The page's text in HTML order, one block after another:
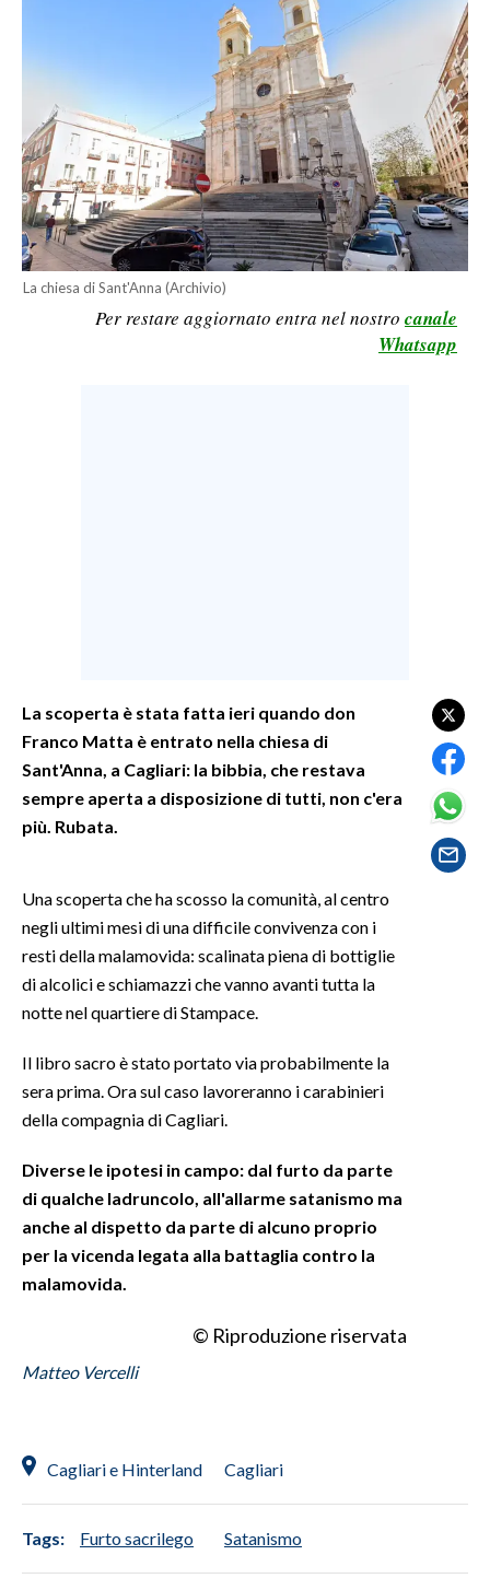
POLITICA
ECONOMIA
SERVIZI ALLE IMPRESE
LAVORO
BANDI
GOSSIP
SARDEGNA TURISMO
SARDI NEL MONDO
#CARAUNIONE
INSULARITÀ
ABBONATI
PUBBLICITÀ
La chiesa di Sant'Anna (Archivio)
Per restare aggiornato entra nel nostro canale
Whatsapp
La scoperta è stata fatta ieri quando don
Franco Matta è entrato nella chiesa di
Sant'Anna, a Cagliari: la bibbia, che restava
sempre aperta a disposizione di tutti, non c'era
più. Rubata.
Una scoperta che ha scosso la comunità, al centro
negli ultimi mesi di una difficile convivenza con i
resti della malamovida: scalinata piena di bottiglie
di alcolici e schiamazzi che vanno avanti tutta la
notte nel quartiere di Stampace.
Il libro sacro è stato portato via probabilmente la
sera prima. Ora sul caso lavoreranno i carabinieri
della compagnia di Cagliari.
Diverse le ipotesi in campo: dal furto da parte
di qualche ladruncolo, all'allarme satanismo ma
anche al dispetto da parte di alcuno proprio
per la vicenda legata alla battaglia contro la
malamovida.
© Riproduzione riservata
Matteo Vercelli
Cagliari e Hinterland Cagliari
Tags: Furto sacrilego Satanismo